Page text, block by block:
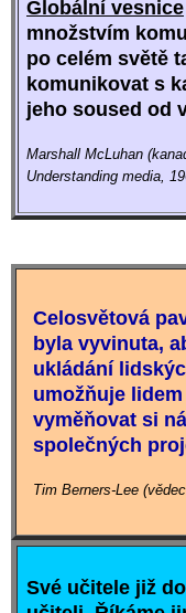
Globální vesnice
množstvím
po celém světě
komunikovat s
jeho soused od
Marshall McLuhan
Understanding media,
Celosvětová
byla vyvinuta,
ukládání
umožňuje
vyměňovat si
společných
Tim Berners-Lee
Své učitele již